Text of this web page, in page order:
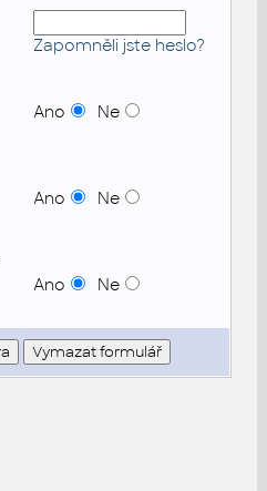
Zapomněli jste heslo?
Ano Ne
Ano Ne
Ano Ne